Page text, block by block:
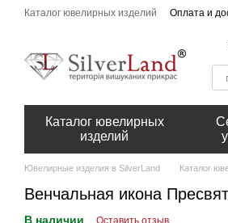
Перейти к основному контенту
Каталог ювелирных изделий Оплата и
Каталог ювелирных
изделий
Ювелирные изделия в SilverLand Каталог
Венчальная икона
В наличии Оставить отзыв